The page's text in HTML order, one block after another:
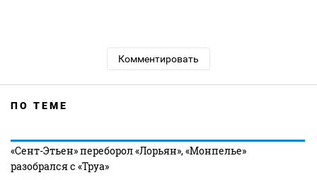
Комментировать
ПО ТЕМЕ
«Сент-Этьен» переборол «Лорьян», «Монпелье»
разобрался с «Труа»